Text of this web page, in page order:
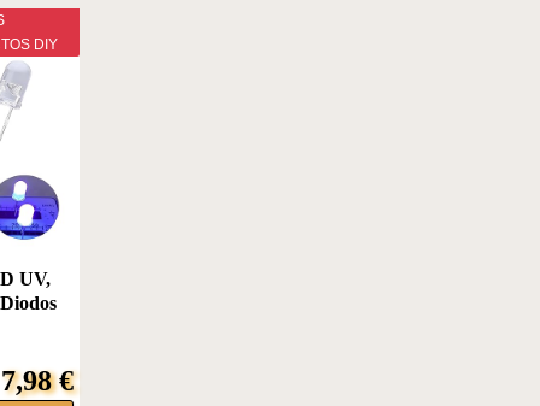
DIY
UV,
7,98 €